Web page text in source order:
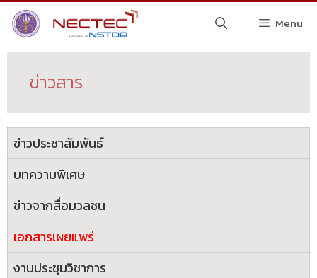
Menu
ข่าวสาร
ข่าวประชาสัมพันธ์
บทความพิเศษ
ข่าวจากสื่อมวลชน
เอกสารเผยแพร่
งานประชุมวิชาการ